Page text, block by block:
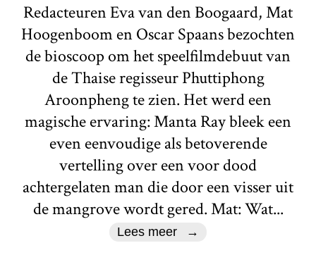
Redacteuren Eva van den Boogaard, Mat
Hoogenboom en Oscar Spaans bezochten
de bioscoop om het speelfilmdebuut van
de Thaise regisseur Phuttiphong
Aroonpheng te zien. Het werd een
magische ervaring: Manta Ray bleek een
even eenvoudige als betoverende
vertelling over een voor dood
achtergelaten man die door een visser uit
de mangrove wordt gered. Mat: Wat...
Lees meer